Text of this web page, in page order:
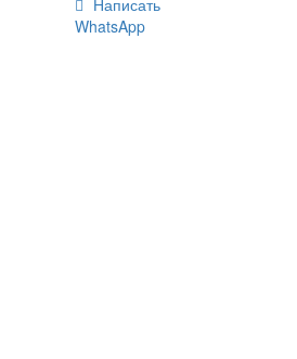
Написать
WhatsApp